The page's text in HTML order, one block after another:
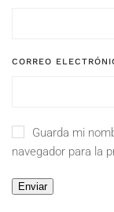
CORREO
Guarda mi
navegador para la